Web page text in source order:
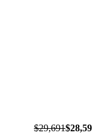
$29,691